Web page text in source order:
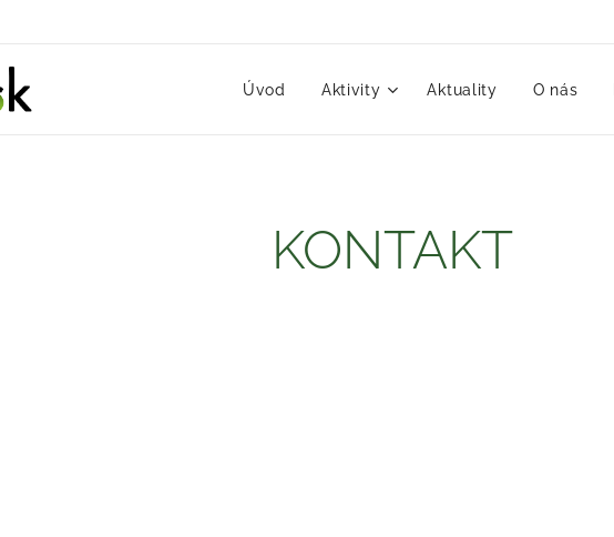
Úvod Aktivity Aktuality O nás
KONTAKT